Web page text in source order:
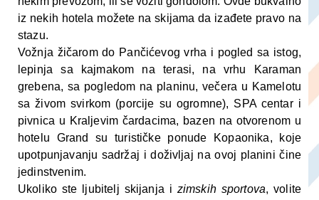
iz nekih hotela možete na skijama da izađete pravo na
stazu.
Vožnja žičarom do Pančićevog vrha i pogled sa istog,
lepinja sa kajmakom na terasi, na vrhu Karaman
grebena, sa pogledom na planinu, večera u Kamelotu
sa živom svirkom (porcije su ogromne), SPA centar i
pivnica u Kraljevim čardacima, bazen na otvorenom u
hotelu Grand su turističke ponude Kopaonika, koje
upotpunjavanju sadržaj i doživljaj na ovoj planini čine
jedinstvenim.
Ukoliko ste ljubitelj skijanja i zimskih sportova, volite